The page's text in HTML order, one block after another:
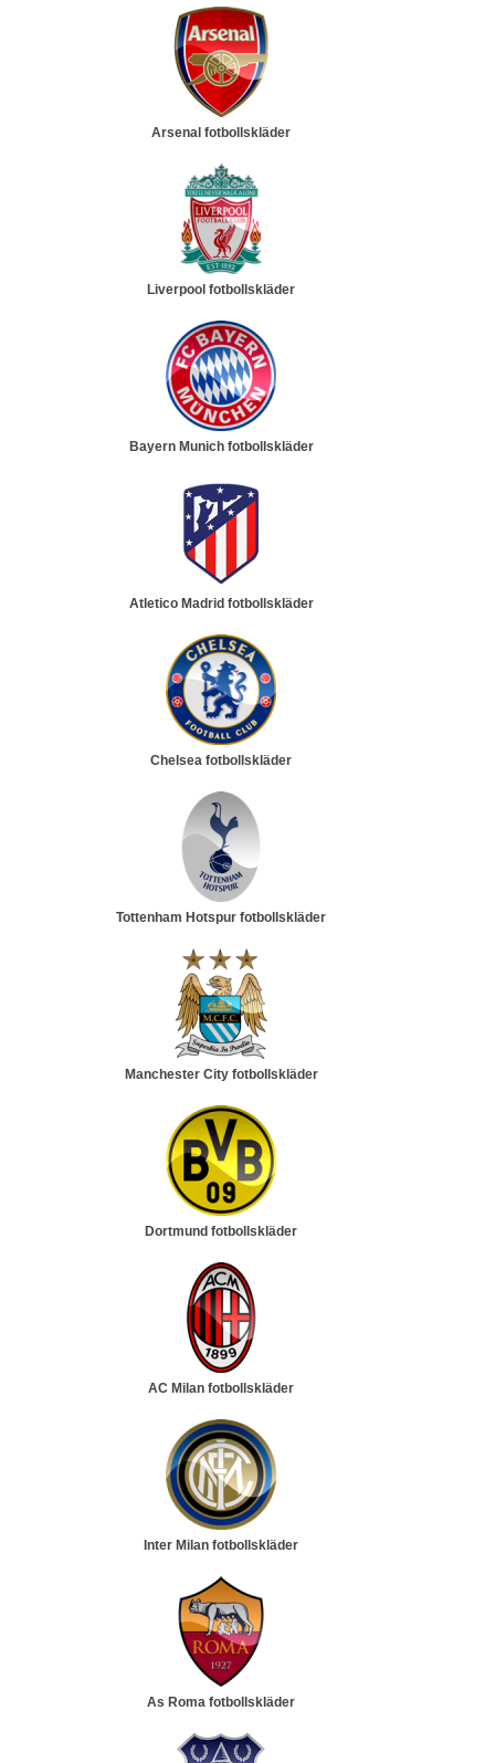
Arsenal fotbollskläder
Liverpool fotbollskläder
Bayern Munich fotbollskläder
Atletico Madrid fotbollskläder
Chelsea fotbollskläder
Tottenham Hotspur fotbollskläder
Manchester City fotbollskläder
Dortmund fotbollskläder
AC Milan fotbollskläder
Inter Milan fotbollskläder
As Roma fotbollskläder